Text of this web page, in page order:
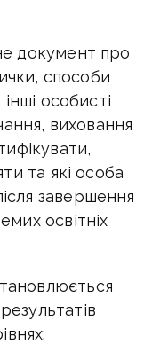
документ про
способи
особисті
виховання
та які особа
завершення
освітніх